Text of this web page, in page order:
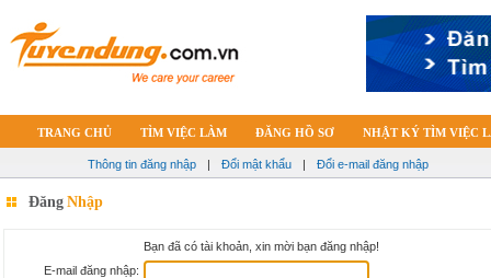
TRANG CHỦ TÌM VIỆC LÀM ĐĂNG HỒ SƠ NHẬT KÝ TÌM VIỆC
Thông tin đăng nhập | Đổi mật khẩu | Đổi e-mail đăng nhập
Đăng Nhập
Bạn đã có tài khoản, xin mời bạn đăng nhập!
E-mail đăng nhập: